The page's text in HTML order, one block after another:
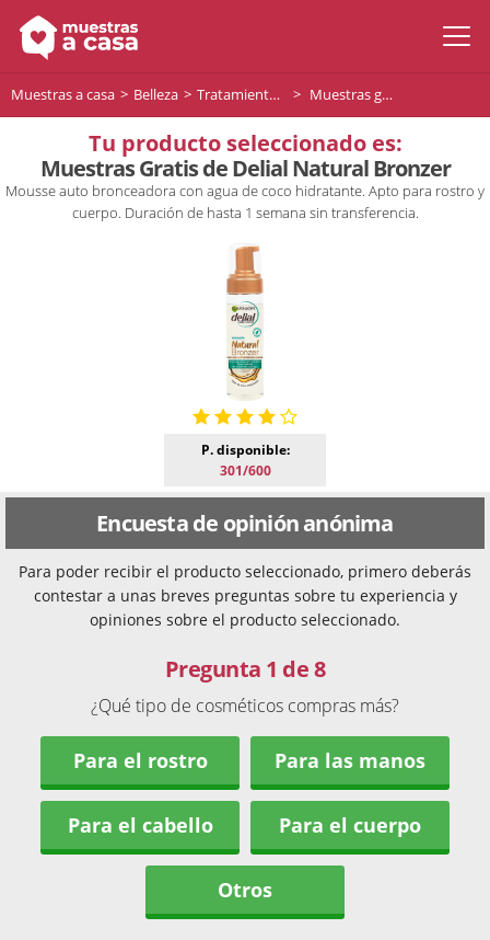
Muestras a casa Belleza Tratamiento facial Muestras gratis de Delial - Natural Bronzer Mousse - 200ml
Tu producto seleccionado es:
Muestras Gratis de Delial Natural Bronzer
Mousse auto bronceadora con agua de coco hidratante. Apto para rostro y
cuerpo. Duración de hasta 1 semana sin transferencia.
P. disponible:
301/600
Encuesta de opinión anónima
Para poder recibir el producto seleccionado, primero deberás
contestar a unas breves preguntas sobre tu experiencia y
opiniones sobre el producto seleccionado.
Pregunta 1 de 8
¿Qué tipo de cosméticos compras más?
Para el rostro Para las manos
Para el cabello Para el cuerpo
Otros